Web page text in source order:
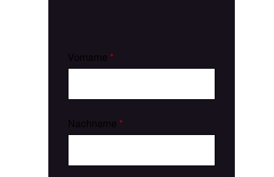
*
Vorname
*
Nachname